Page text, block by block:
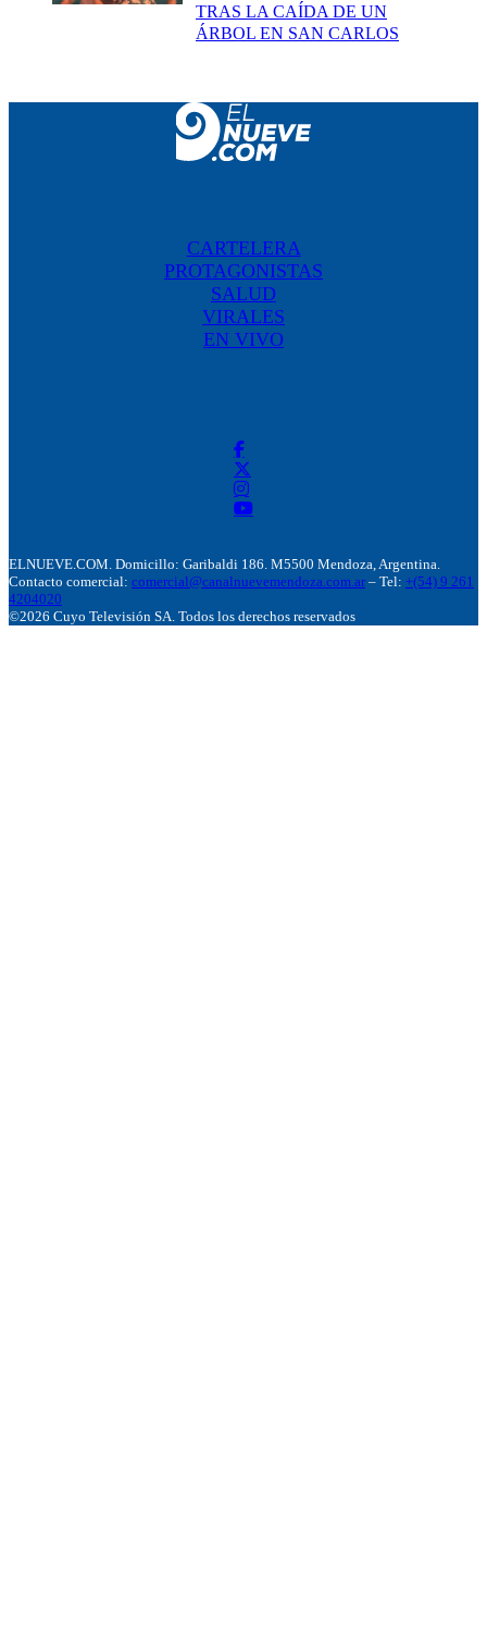
TRAS LA CAÍDA DE UN
ÁRBOL EN SAN CARLOS
CARTELERA
PROTAGONISTAS
SALUD
VIRALES
EN VIVO
ELNUEVE.COM. Domicillo: Garibaldi 186. M5500 Mendoza, Argentina.
Contacto comercial: comercial@canalnuevemendoza.com.ar – Tel: +(54) 9 261
4204020
©2026 Cuyo Televisión SA. Todos los derechos reservados